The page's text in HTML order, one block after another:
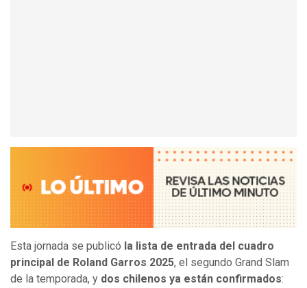
Esta jornada se publicó la lista de entrada del cuadro
principal de Roland Garros 2025, el segundo Grand Slam
de la temporada, y dos chilenos ya están confirmados: